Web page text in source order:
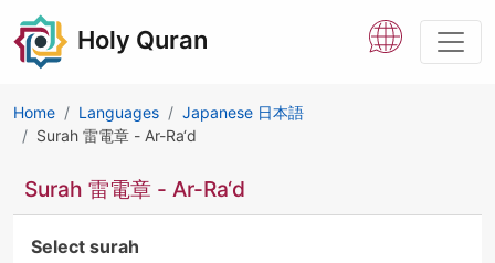
Holy Quran
Home Languages
Japanese 日本語
Surah 雷電章 - Ar-Ra‘d
Surah 雷電章 - Ar-Ra‘d
Select surah